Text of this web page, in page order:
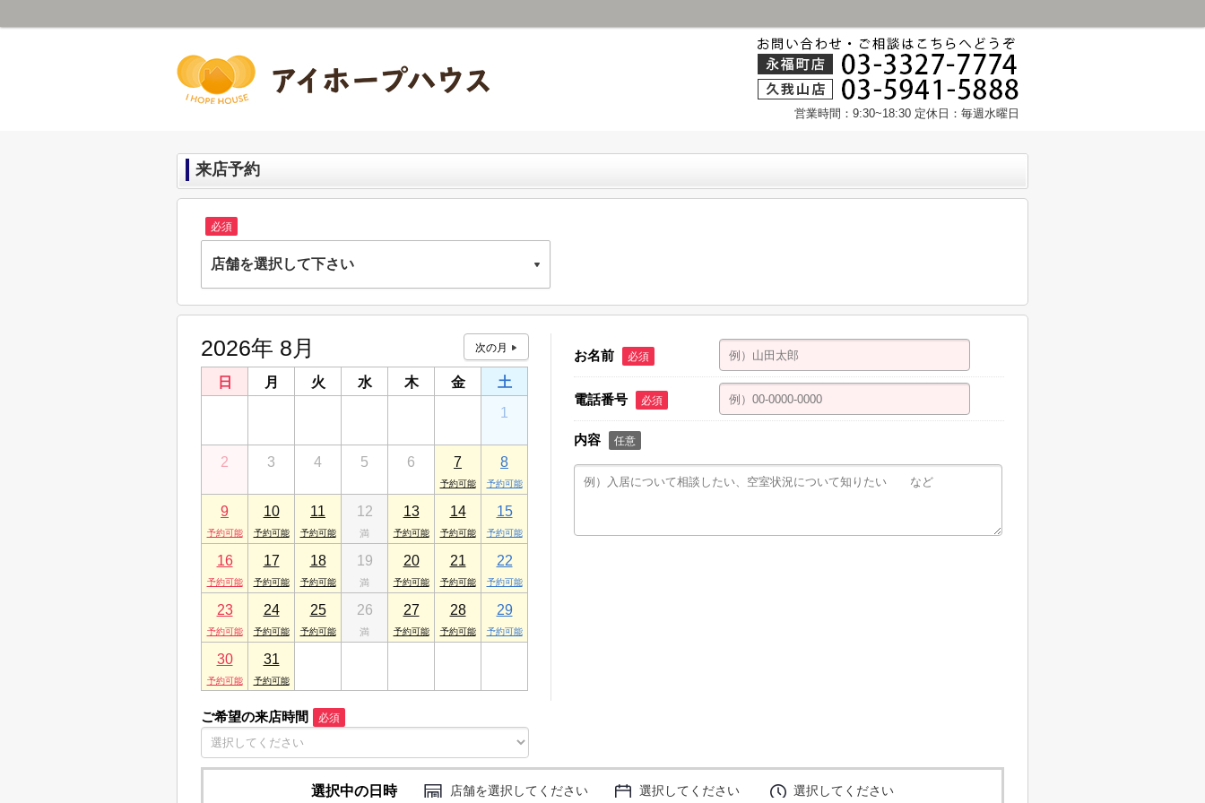
営業時間：9:30~18:30 定休日：毎週水曜日
来店予約
必須
店舗を選択して下さい
永福町本店
久我山店
東京都杉並区久我山３丁目24-19 フロント久我山 101号室
2026年 8月
日 月 火 水 木 金
土
1
2 3 4 5 6 7 8
9 10 11 12 13 14 15
16 17 18 19 20 21 22
23 24 25 26 27 28 29
30 31
ご希望の来店時間 必須
お名前 必須
電話番号 必須
内容 任意
選択中の日時 店舗を選択してください 選択してください 選択してください